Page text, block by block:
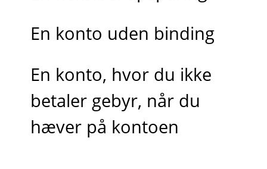
En konto uden binding
En konto, hvor du ikke
betaler gebyr, når du
hæver på kontoen